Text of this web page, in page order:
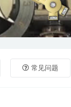
常见问题